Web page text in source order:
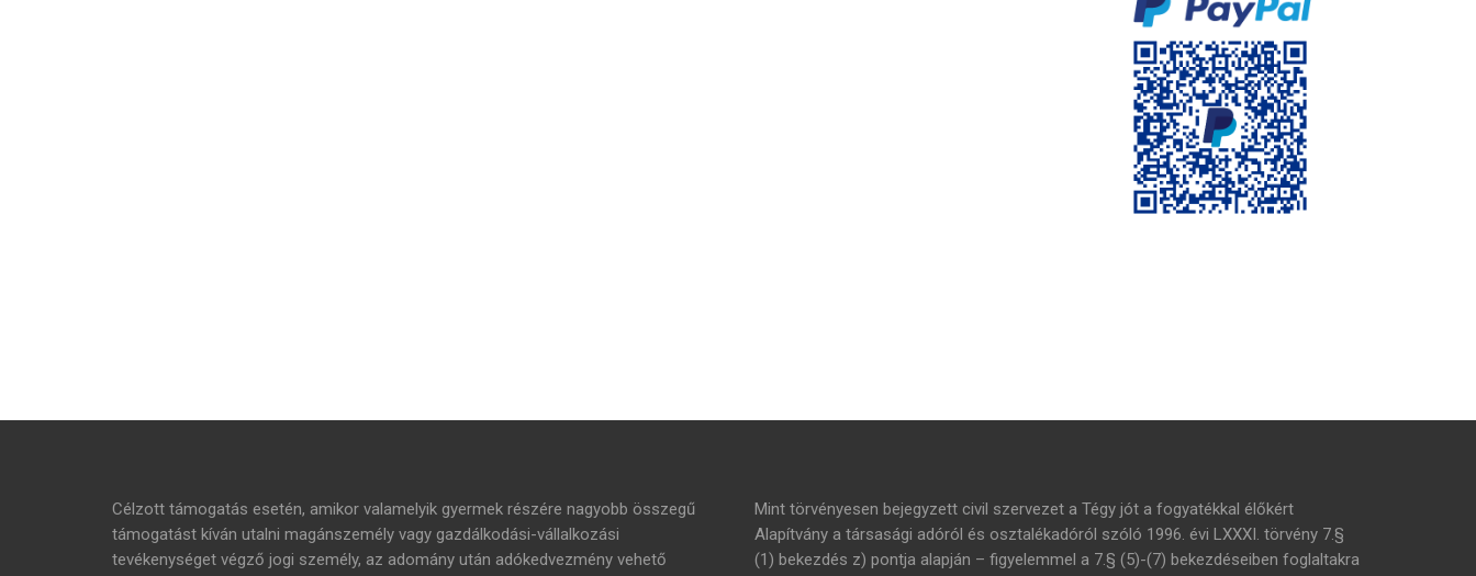
Célzott támogatás esetén, amikor valamelyik gyermek részére nagyobb összegű
támogatást kíván utalni magánszemély vagy gazdálkodási-vállalkozási
tevékenységet végző jogi személy, az adomány után adókedvezmény vehető
Mint törvényesen bejegyzett civil szervezet a Tégy jót a fogyatékkal élőkért
Alapítvány a társasági adóról és osztalékadóról szóló 1996. évi LXXXI. törvény 7.§
(1) bekezdés z) pontja alapján – figyelemmel a 7.§ (5)-(7) bekezdéseiben foglaltakra